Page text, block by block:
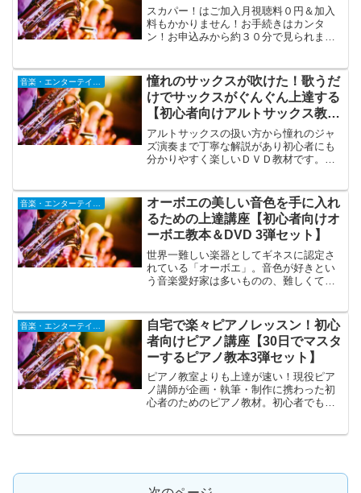
スカパー！はご加入月視聴料０円＆加入
料もかかりません！お手続きはカンタ
ン！お申込みから約３０分で見られま
ネルを選んでお楽しみいただけます♪
音楽・エンターテインメント
憧れのサックスが吹けた！歌うだ
けでサックスがぐんぐん上達する
【初心者向けアルトサックス教本
＆DVD 3弾セット】
アルトサックスの扱い方から憧れのジャ
ズ演奏まで丁寧な解説があり初心者にも
分かりやすく楽しいＤＶＤ教材です。プ
入れて頂けます。アルトサックスの吹き
方が見てすぐ分かるDVD解説です。
音楽・エンターテインメント
オーボエの美しい音色を手に入れ
るための上達講座【初心者向けオ
ーボエ教本＆DVD 3弾セット】
世界一難しい楽器としてギネスに認定さ
れている「オーボエ」。音色が好きとい
う音楽愛好家は多いものの、難しくて諦
で、初めてでも自宅でできるオーボエ教
材を制作いたしました。
自宅で楽々ピアノレッスン！初心
者向けピアノ講座【30日でマスタ
ーするピアノ教本3弾セット】
ピアノ教室よりも上達が速い！現役ピア
ノ講師が企画・執筆・制作に携わった初
心者のためのピアノ教材。初心者でも楽